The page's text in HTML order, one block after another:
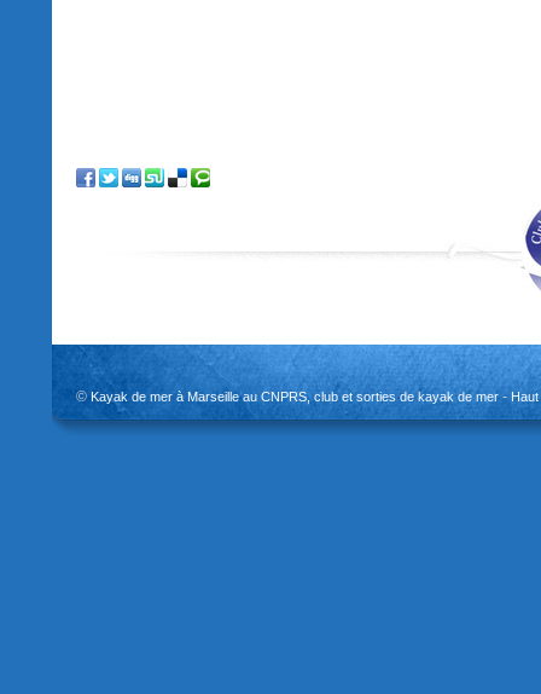
© Kayak de mer à Marseille au CNPRS, club et sorties de kayak de mer- Haut